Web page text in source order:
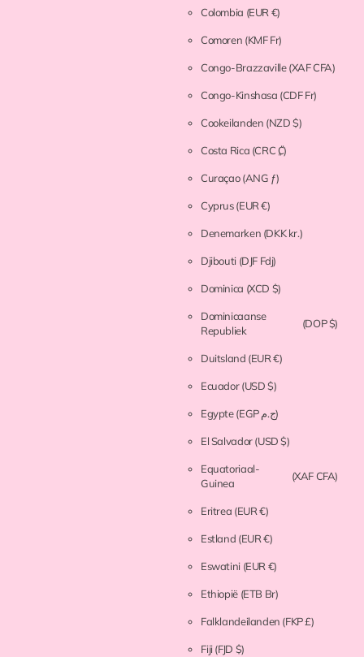
Colombia (EUR €)
Comoren (KMF Fr)
Congo-Brazzaville(XAF CFA)
Congo-Kinshasa (CDF Fr)
Cookeilanden (NZD $)
Costa Rica (CRC ₡)
Curaçao(ANG ƒ)
Cyprus(EUR €)
Denemarken (DKK kr.)
Djibouti (DJF Fdj)
Dominica (XCD $)
Dominicaanse
Republiek
(DOP $)
Duitsland (EUR €)
Ecuador(USD $)
Egypte (EGP ج.م)
El Salvador(USD $)
Equatoriaal-
Guinea
(XAF CFA)
Eritrea (EUR €)
Estland (EUR €)
Eswatini (EUR €)
Ethiopië (ETB Br)
Falklandeilanden (FKP £)
Fiji(FJD $)